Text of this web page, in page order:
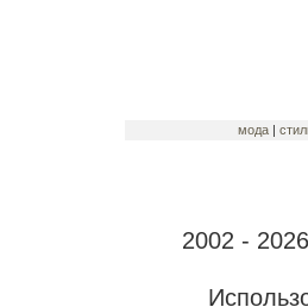
мода |
2002 -